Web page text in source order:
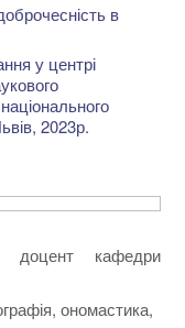
в
у центрі
2023р.
доцент кафедри
ономастика,